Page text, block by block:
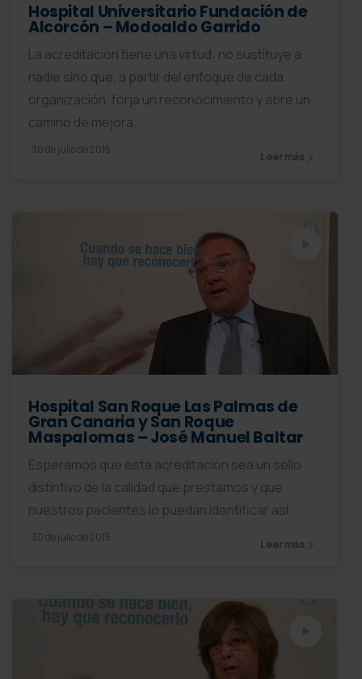
Hospital Universitario Fundación de
Alcorcón – Modoaldo Garrido
La acreditación tiene una virtud: no sustituye a
nadie sino que, a partir del enfoque de cada
organización, forja un reconocimiento y abre un
camino de mejora.
30 de julio de 2015
Leer más
Hospital San Roque Las Palmas de
Gran Canaria y San Roque
Maspalomas – José Manuel Baltar
Esperamos que esta acreditación sea un sello
distintivo de la calidad que prestamos y que
nuestros pacientes lo puedan identificar así.
30 de julio de 2015
Leer más